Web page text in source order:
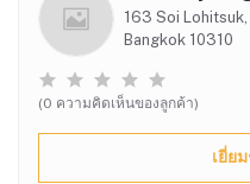
163 Soi Lohitsuk,
Bangkok 10310
(0 ความคิดเห็นของลูกค้า)
เยี่ย